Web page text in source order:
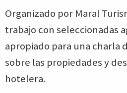
Organizado por Maral
trabajo con seleccionadas
apropiado para una charla
sobre las propiedades y
hotelera.